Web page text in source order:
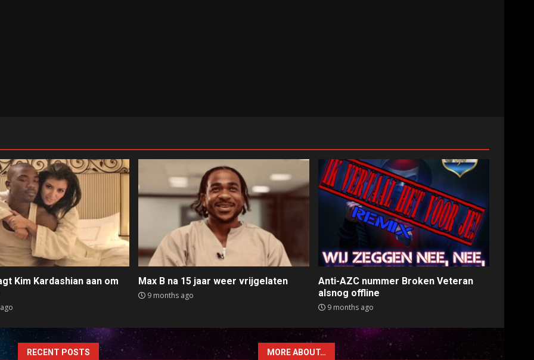
Kim Kardashian aan om
Max B na 15 jaar weer vrijgelaten
9 months ago
Anti-AZC nummer Broken Veteran
alsnog offline
9 months ago
RECENT POSTS MORE ABOUT…